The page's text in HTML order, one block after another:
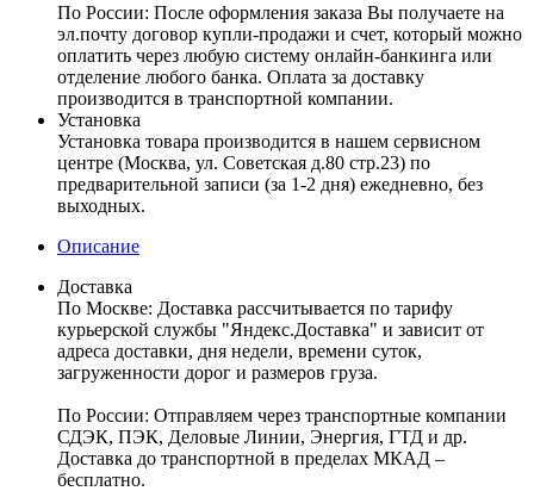
По России: После оформления заказа Вы получаете на
эл.почту договор купли-продажи и счет, который можно
оплатить через любую систему онлайн-банкинга или
отделение любого банка. Оплата за доставку
производится в транспортной компании.
Установка
Установка товара производится в нашем сервисном
центре (Москва, ул. Советская д.80 стр.23) по
предварительной записи (за 1-2 дня) ежедневно, без
выходных.
Описание
Доставка
По Москве: Доставка рассчитывается по тарифу
курьерской службы "Яндекс.Доставка" и зависит от
адреса доставки, дня недели, времени суток,
загруженности дорог и размеров груза.
По России: Отправляем через транспортные компании
СДЭК, ПЭК, Деловые Линии, Энергия, ГТД и др.
Доставка до транспортной в пределах МКАД –
бесплатно.